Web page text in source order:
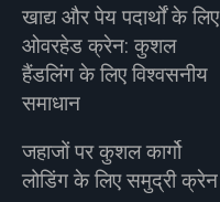
खाद्य और पेय पदार्थों के लिए
ओवरहेड क्रेन: कुशल
हैंडलिंग के लिए विश्वसनीय
समाधान
जहाजों पर कुशल कार्गो
लोडिंग के लिए समुद्री क्रेन